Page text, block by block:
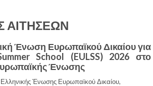
ΑΙΤΗΣΕΩΝ
Ένωση Ευρωπαϊκού Δικαίου για
School (EULSS) 2026 στο
Ένωσης
Ένωσης Ευρωπαϊκού Δικαίου,